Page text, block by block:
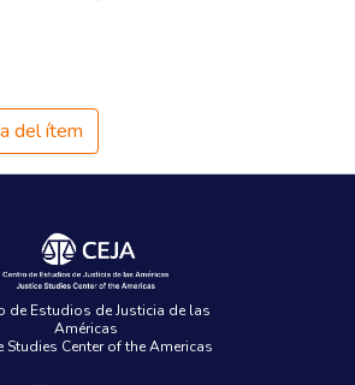
del ítem
de Estudios de Justicia de las
Américas
Studies Center of the Americas